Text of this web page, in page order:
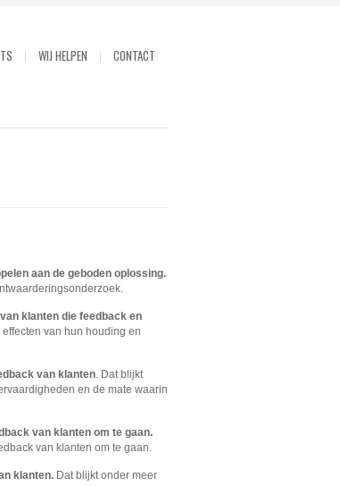
WIJ HELPEN CONTACT
aan de geboden oplossing.
klanten die feedback en
van hun houding en
van klanten. Dat blijkt
en de mate waarin
van klanten om te gaan.
van klanten om te gaan.
klanten.Dat blijkt onder meer